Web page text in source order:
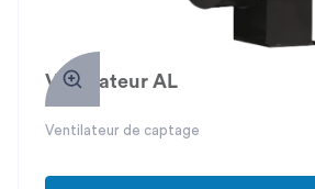
Ventilateur AL
Ventilateur de captage